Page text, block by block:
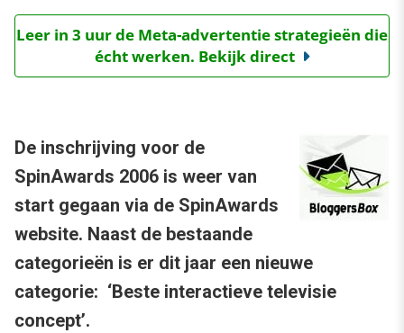
Leer in 3 uur de Meta-advertentie strategieën die
écht werken. Bekijk direct
De inschrijving voor de
SpinAwards 2006 is weer van
start gegaan via de SpinAwards
website. Naast de bestaande
categorieën is er dit jaar een nieuwe
categorie: ‘Beste interactieve televisie
concept’.